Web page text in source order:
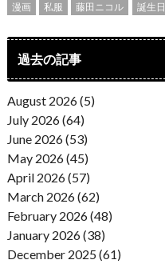
漫画
私服 藤田ニコル 誕生日
過去の記事
August 2026 (5)
July 2026 (64)
June 2026 (53)
May 2026 (45)
April 2026 (57)
March 2026 (62)
February 2026 (48)
January 2026 (38)
December 2025 (61)